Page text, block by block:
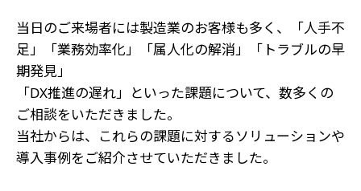
当日のご来場者には製造業のお客様も多く、「人手不
足」「業務効率化」「属人化の解消」「トラブルの早
期発見」
「DX推進の遅れ」といった課題について、数多くの
ご相談をいただきました。
当社からは、これらの課題に対するソリューションや
導入事例をご紹介させていただきました。